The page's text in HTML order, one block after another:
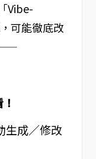
Vibe-
可能徹底改
——
生成／修改